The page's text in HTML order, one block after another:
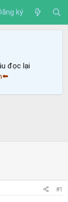
ký
đọc lại
#1